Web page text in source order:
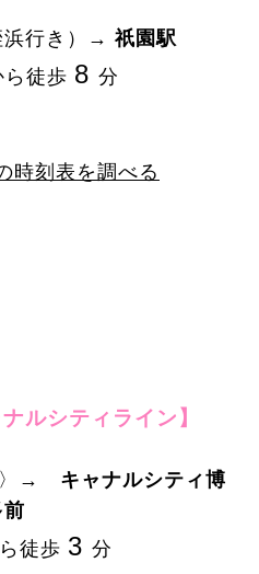
浜行き）→ 祇園駅
ら徒歩 8 分
時刻表を調べる
ルシティライン】
〉→ キャナルシティ博
前
徒歩 3 分